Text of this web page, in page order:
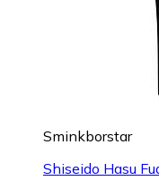
Sminkborstar
Shiseido Hasu